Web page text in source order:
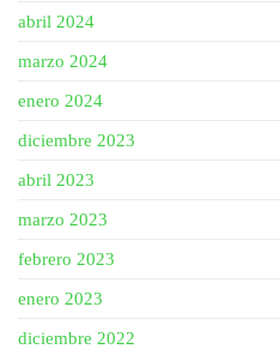
abril 2024
marzo 2024
enero 2024
diciembre 2023
abril 2023
marzo 2023
febrero 2023
enero 2023
diciembre 2022